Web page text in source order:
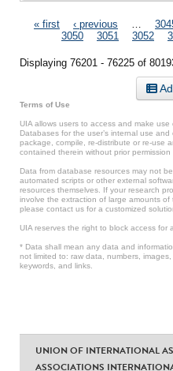
Pages
« first ‹ previous
3050
3051 3052
Displaying 76201 - 76225 of
Terms of Use
UIA allows users to access and make
Databases for the user’s internal use
package, compile, re-distribute or re-use
contained therein without prior permission
Data from database resources may not
automated scripts or other external
resources themselves. If your research
involve the extraction of large amounts of
please contact us for a customized
UIA reserves the right to block access for
* Data shall mean any data and
not limited to: raw data, numbers,
keywords, and links.
UNION OF INTERNATIONAL
ASSOCIATIONS